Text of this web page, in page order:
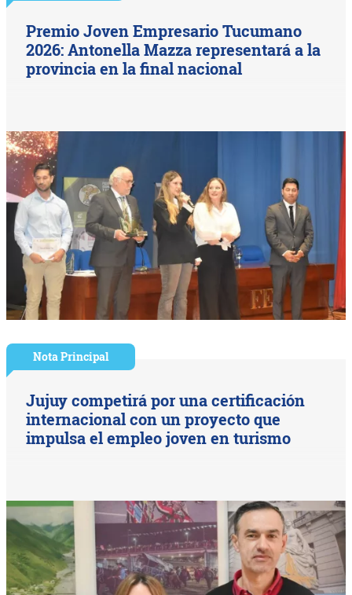
Premio Joven Empresario Tucumano
2026: Antonella Mazza representará a la
provincia en la final nacional
Nota Principal
Jujuy competirá por una certificación
internacional con un proyecto que
impulsa el empleo joven en turismo